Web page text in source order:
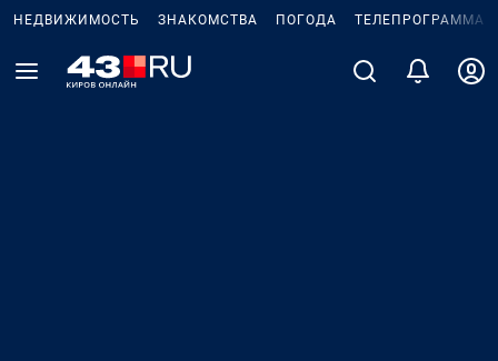
НЕДВИЖИМОСТЬ ЗНАКОМСТВА ПОГОДА ТЕЛЕПРОГРАММА